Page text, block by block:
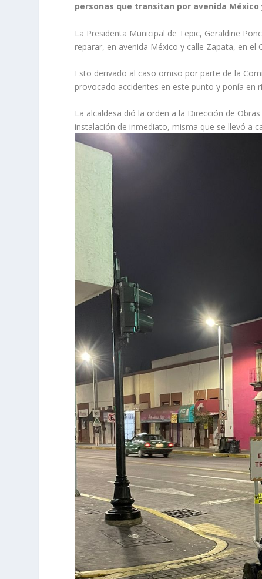
personas que transitan por avenida
La Presidenta Municipal de Tepic, Geraldine
reparar, en avenida México y calle Zapata, en el
Esto derivado al caso omiso por parte de la
provocado accidentes en este punto y ponía en
La alcaldesa dió la orden a la Dirección de
instalación de inmediato, misma que se llevó a